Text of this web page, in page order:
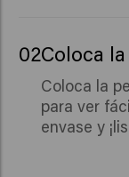
02Coloca
Coloca la
para ver
envase y